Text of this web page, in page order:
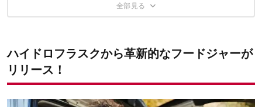
ハイドロフラスクから革新的なフードジャーが
リリース！